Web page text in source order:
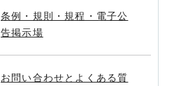
条例・規則・規程・電子公
告掲示場
お問い合わせとよくある質